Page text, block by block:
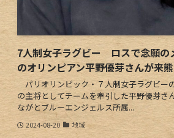
7人制女子ラグビー ロスで念願
のオリンピアン平野優芽さんが来熊
パリオリンピック・７人制女子ラグビー
の主将としてチームを牽引した平野優芽さ
ながとブルーエンジェルス所属...
2024-08-20 地域